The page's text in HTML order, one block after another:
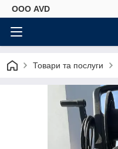
ООО AVD
Товари та послуги